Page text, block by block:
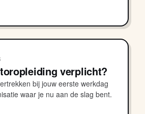
verplicht?
bij jouw eerste werkdag
waar je nu aan de slag bent.